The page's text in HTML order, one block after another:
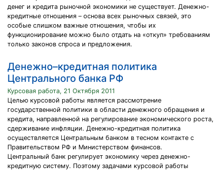
денег и кредита рыночной экономики не существует. Денежно-
кредитные отношения – основа всех рыночных связей, это
особые слишком важные отношения, чтобы их
функционирование можно было отдать на «откуп» требованиям
только законов спроса и предложения.
Денежно–кредитная политика
Центрального банка РФ
Курсовая работа, 21 Октября 2011
Целью курсовой работы является рассмотрение
государственной политики в области денежного обращения и
кредита, направленной на регулирование экономического роста,
сдерживание инфляции. Денежно-кредитная политика
осуществляется Центральным банком в тесном контакте с
Правительством РФ и Министерством финансов.
Центральный банк регулирует экономику через денежно-
кредитную систему. Поэтому задачами курсовой работы